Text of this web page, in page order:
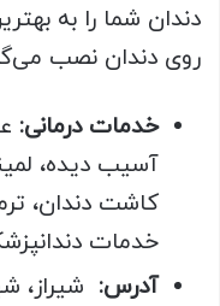
دندان شما را به
روی دندان نصب
خدمات درمانی:
آسیب دیده،
کاشت دندان،
خدمات
آدرس: